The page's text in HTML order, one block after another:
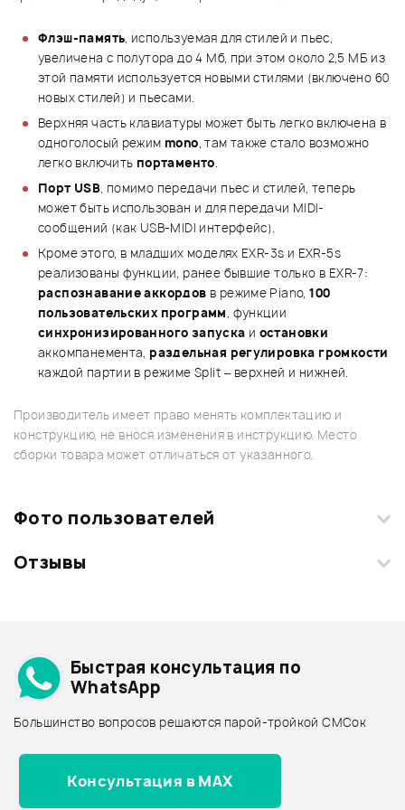
Флэш-память, используемая для стилей и пьес,
увеличена с полутора до 4 Мб, при этом около 2,5 МБ из
этой памяти используется новыми стилями (включено 60
новых стилей) и пьесами.
Верхняя часть клавиатуры может быть легко включена в
одноголосый режим mono, там также стало возможно
легко включить портаменто.
Порт USB, помимо передачи пьес и стилей, теперь
может быть использован и для передачи MIDI-
сообщений (как USB-MIDI интерфейс).
Кроме этого, в младших моделях EXR-3s и EXR-5s
реализованы функции, ранее бывшие только в EXR-7:
распознавание аккордов в режиме Piano,100
пользовательских программ, функции
синхронизированного запуска и остановки
аккомпанемента, раздельная регулировка громкости
каждой партии в режиме Split – верхней и нижней.
Производитель имеет право менять комплектацию и
конструкцию, не внося изменения в инструкцию. Место
сборки товара может отличаться от указанного.
Фото пользователей
Загрузите свои фотографии купленного товара и получите
Отзывы
Архив товаров - дешевле
Архив товаров - дороже
Все товары ROLAND
Архив товаров - новинки
Быстрая консультация по
WhatsApp
Большинство вопросов решаются парой-тройкой СМСок
Консультация в MAX